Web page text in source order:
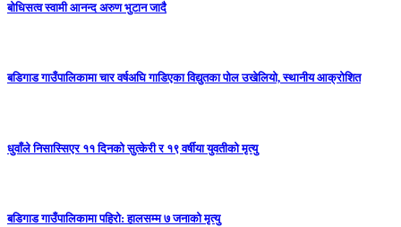
बोधिसत्व स्वामी आनन्द अरुण भुटान जादै
बडिगाड गाउँपालिकामा चार वर्षअघि गाडिएका विद्युतका पोल उखेलियो, स्थानीय आक्रोशित
धुवाँले निसास्सिएर ११ दिनको सुत्केरी र १९ वर्षीया युवतीको मृत्यु
बडिगाड गाउँपालिकामा पहिरो: हालसम्म ७ जनाको मृत्यु